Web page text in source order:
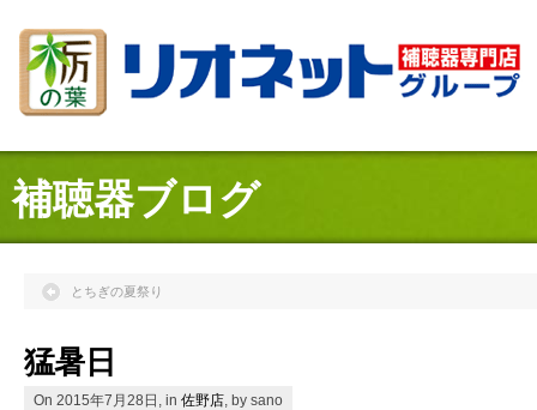
補聴器ブログ
とちぎの夏祭り
猛暑日
On 2015年7月28日, in 佐野店 , by sano